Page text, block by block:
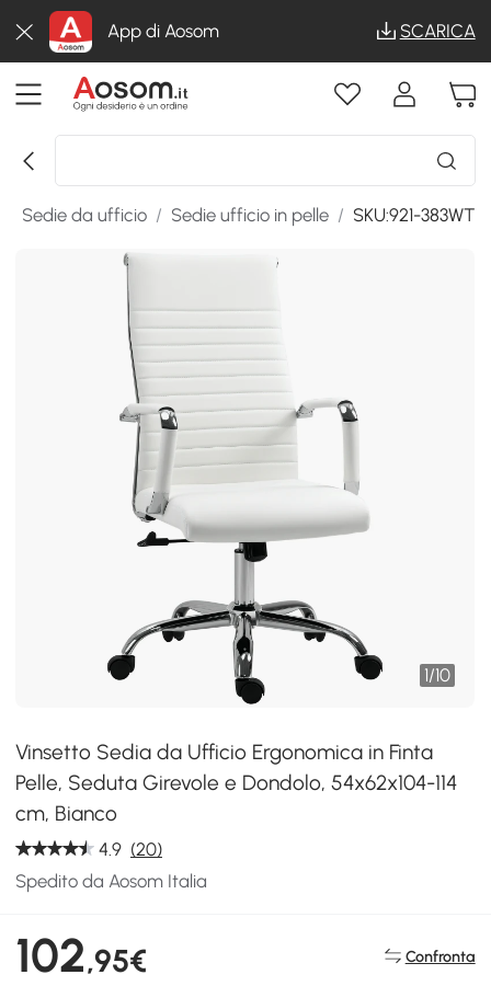
App di Aosom SCARICA
Sedie da ufficio / Sedie ufficio in pelle / SKU:921-383WT
1/10
Vinsetto Sedia da Ufficio Ergonomica in Finta
Pelle, Seduta Girevole e Dondolo, 54x62x104-114
cm, Bianco
4.9 (20)
Spedito da Aosom Italia
102,95€ Confronta